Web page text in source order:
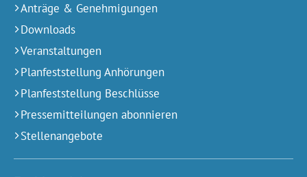
Anträge & Genehmigungen
Downloads
Veranstaltungen
Planfeststellung Anhörungen
Planfeststellung Beschlüsse
Pressemitteilungen abonnieren
Stellenangebote